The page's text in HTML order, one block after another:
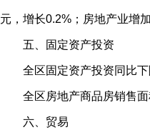
元，增长0.2%；房地产业增
五、固定资产投资
全区固定资产投资同比
全区房地产商品房销售面
六、贸易